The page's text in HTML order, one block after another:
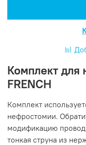
Комплект для
FRENCH
Комплект
нефростомии.
модификацию
тонкая струна из